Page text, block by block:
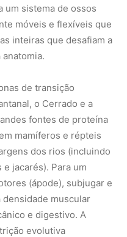
um sistema de ossos
móveis e flexíveis que
inteiras que desafiam a
de transição
o Cerrado e a
fontes de proteína
mamíferos e répteis
dos rios (incluindo
jacarés). Para um
(ápode), subjugar e
muscular
e digestivo. A
evolutiva